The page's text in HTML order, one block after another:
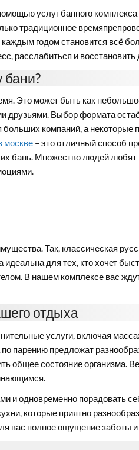
услуг банного комплекса
традиционное
годом становится всё
расслабиться и
бани?
Это может быть как
друзьями. Выбор формата
компаний, а некоторые
москве– это отличный способ
бань. Множество людей
Так, классическая
для тех, кто хочет
В нашем комплексе вас
отдыха
услуги, включая
парению предложат
общее состояние организма.
и одновременно порадовать
которые приятно
вас полное ощущение заботы